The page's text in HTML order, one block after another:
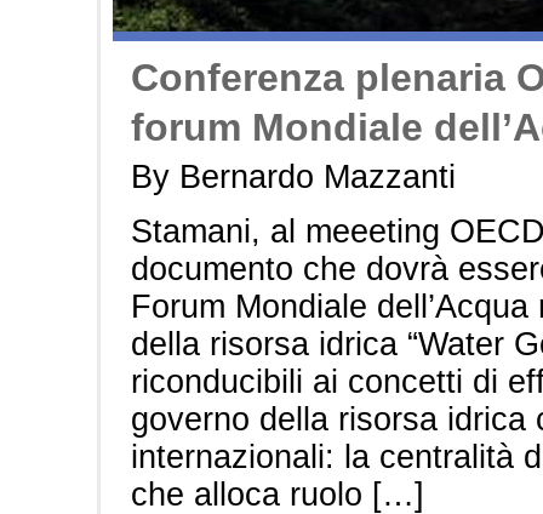
Conferenza plenaria
forum Mondiale
By Bernardo Mazzanti
Stamani, al meeeting
documento che dovrà
Forum Mondiale
della risorsa idrica “Water
riconducibili ai concetti di
governo della risorsa
internazionali: la centralità
che alloca ruolo […]